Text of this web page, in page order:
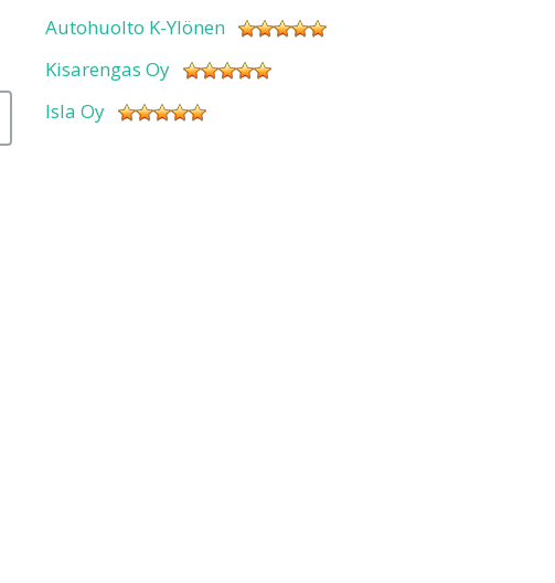
Autohuolto K-Ylönen
Kisarengas Oy
Isla Oy